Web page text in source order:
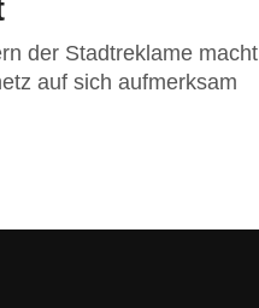
der Stadtreklame macht
auf sich aufmerksam